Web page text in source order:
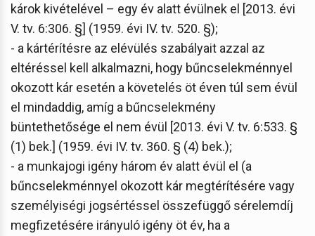
károk kivételével – egy év alatt évülnek el [2013. évi
V. tv. 6:306. §] (1959. évi IV. tv. 520. §);
- a kártérítésre az elévülés szabályait azzal az
eltéréssel kell alkalmazni, hogy bűncselekménnyel
okozott kár esetén a követelés öt éven túl sem évül
el mindaddig, amíg a bűncselekmény
büntethetősége el nem évül [2013. évi V. tv. 6:533. §
(1) bek.] (1959. évi IV. tv. 360. § (4) bek.);
- a munkajogi igény három év alatt évül el (a
bűncselekménnyel okozott kár megtérítésére vagy
személyiségi jogsértéssel összefüggő sérelemdíj
megfizetésére irányuló igény öt év, ha a